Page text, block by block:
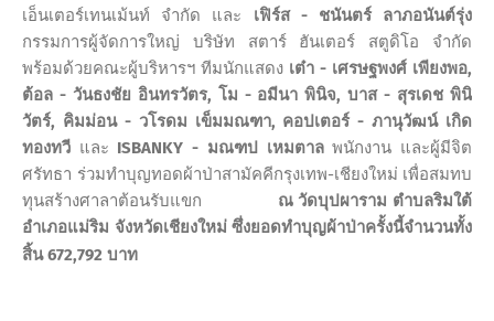
เอ็นเตอร์เทนเม้นท์ จำกัด และ เฟิร์ส - ชนันตร์ ลาภอนันต์รุ่ง
กรรมการผู้จัดการใหญ่ บริษัท สตาร์ ฮันเตอร์ สตูดิโอ จำกัด
พร้อมด้วยคณะผู้บริหารฯ ทีมนักแสดง เต๋า - เศรษฐพงศ์ เพียงพอ,
ต้อล - วันธงชัย อินทรวัตร, โม - อมีนา พินิจ, บาส - สุรเดช พินิ
วัตร์, คิมม่อน - วโรดม เข็มมณฑา, คอปเตอร์ - ภานุวัฒน์ เกิด
ทองทวี และ ISBANKY - มณฑป เหมตาลพนักงาน และผู้มีจิต
ศรัทธา ร่วมทำบุญทอดผ้าป่าสามัคคีกรุงเทพ-เชียงใหม่ เพื่อสมทบ
ทุนสร้างศาลาต้อนรับแขก ณ วัดบุปผาราม ตำบลริมใต้
อำเภอแม่ริม จังหวัดเชียงใหม่ ซึ่งยอดทำบุญผ้าป่าครั้งนี้จำนวนทั้ง
สิ้น672,792 บาท